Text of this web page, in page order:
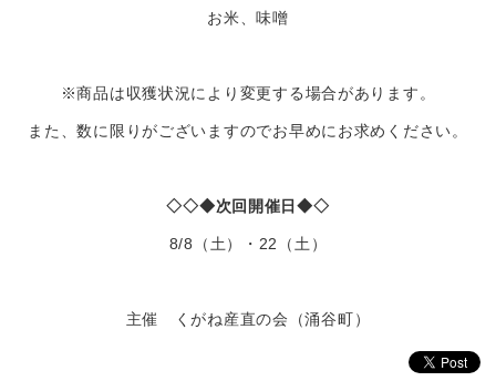
お米、味噌
※商品は収獲状況により変更する場合があります。
また、数に限りがございますのでお早めにお求めください。
◇◇◆次回開催日◆◇
8/8（土）・22（土）
主催 くがね産直の会（涌谷町）